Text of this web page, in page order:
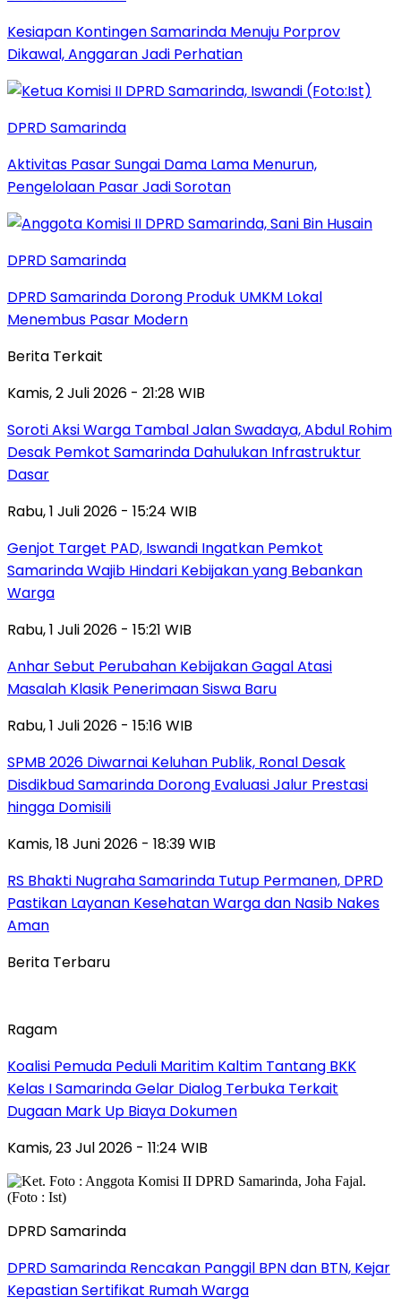
Kesiapan Kontingen Samarinda Menuju Porprov
Dikawal, Anggaran Jadi Perhatian
DPRD Samarinda
Aktivitas Pasar Sungai Dama Lama Menurun,
Pengelolaan Pasar Jadi Sorotan
DPRD Samarinda
DPRD Samarinda Dorong Produk UMKM Lokal
Menembus Pasar Modern
Berita Terkait
Kamis, 2 Juli 2026 - 21:28 WIB
Soroti Aksi Warga Tambal Jalan Swadaya, Abdul Rohim
Desak Pemkot Samarinda Dahulukan Infrastruktur
Dasar
Rabu, 1 Juli 2026 - 15:24 WIB
Genjot Target PAD, Iswandi Ingatkan Pemkot
Samarinda Wajib Hindari Kebijakan yang Bebankan
Warga
Rabu, 1 Juli 2026 - 15:21 WIB
Anhar Sebut Perubahan Kebijakan Gagal Atasi
Masalah Klasik Penerimaan Siswa Baru
Rabu, 1 Juli 2026 - 15:16 WIB
SPMB 2026 Diwarnai Keluhan Publik, Ronal Desak
Disdikbud Samarinda Dorong Evaluasi Jalur Prestasi
hingga Domisili
Kamis, 18 Juni 2026 - 18:39 WIB
RS Bhakti Nugraha Samarinda Tutup Permanen, DPRD
Pastikan Layanan Kesehatan Warga dan Nasib Nakes
Aman
Berita Terbaru
Ragam
Koalisi Pemuda Peduli Maritim Kaltim Tantang BKK
Kelas I Samarinda Gelar Dialog Terbuka Terkait
Dugaan Mark Up Biaya Dokumen
Kamis, 23 Jul 2026 - 11:24 WIB
DPRD Samarinda
DPRD Samarinda Rencakan Panggil BPN dan BTN, Kejar
Kepastian Sertifikat Rumah Warga